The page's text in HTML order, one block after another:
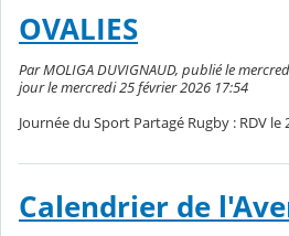
OVALIES
Par MOLIGA DUVIGNAUD, publié le
jour le mercredi 25 février 2026 17:54
Journée du Sport Partagé Rugby : RDV le
Calendrier de